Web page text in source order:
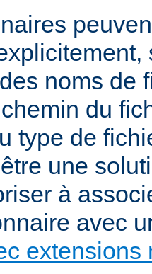
noms de
du
type de
une
à
avec
extensions